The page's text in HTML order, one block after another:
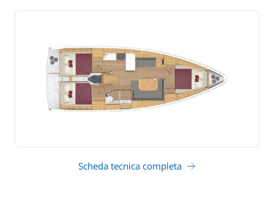
Scheda tecnica completa